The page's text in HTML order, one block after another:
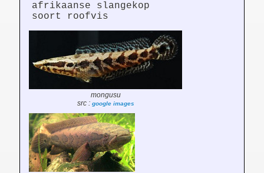
afrikaanse slangekop
soort roofvis
mongusu
src : google images